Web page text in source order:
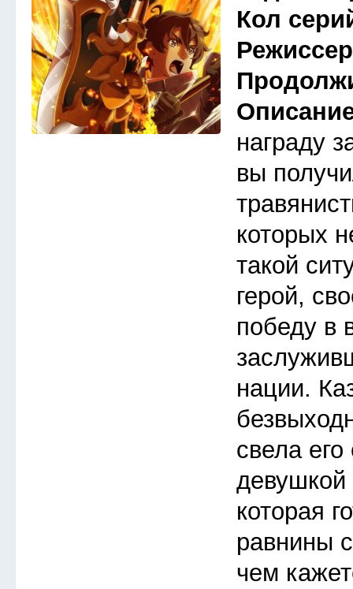
Кол
награду
вы
которых
такой
герой,
победу в
нации.
свела его
которая
равнины
чем